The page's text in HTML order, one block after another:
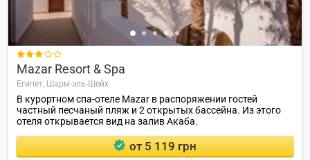

Mazar Resort & Spa
Египет, Шарм-эль-Шейх
В курортном спа-отеле Mazar в распоряжении гостей
частный песчаный пляж и 2 открытых бассейна. Из этого
отеля открывается вид на залив Акаба.
от 5 119 грн